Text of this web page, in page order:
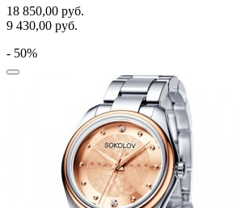
18 850,00 руб.
9 430,00 руб.
- 50%